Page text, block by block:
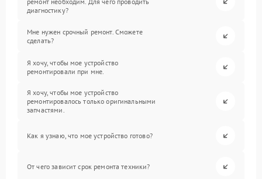
диагностику?
Мне нужен срочный ремонт. Сможете
сделать?
Я хочу, чтобы мое устройство
ремонтировали при мне.
Я хочу, чтобы мое устройство
ремонтировалось только оригинальными
запчастями.
Как я узнаю, что мое устройство готово?
От чего зависит срок ремонта техники?